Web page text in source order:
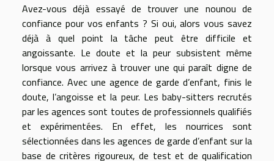
Avez-vous déjà essayé de trouver une nounou de
confiance pour vos enfants ? Si oui, alors vous savez
déjà à quel point la tâche peut être difficile et
angoissante. Le doute et la peur subsistent même
lorsque vous arrivez à trouver une qui paraît digne de
confiance. Avec une agence de garde d’enfant, finis le
doute, l’angoisse et la peur. Les baby-sitters recrutés
par les agences sont toutes de professionnels qualifiés
et expérimentées. En effet, les nourrices sont
sélectionnées dans les agences de garde d’enfant sur la
base de critères rigoureux, de test et de qualification